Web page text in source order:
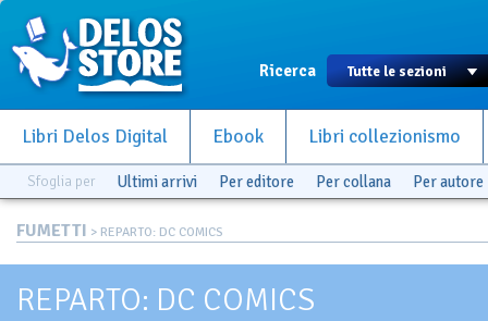
Ricerca
Libri Delos Digital Ebook Libri collezionismo
Sfoglia per Ultimi arrivi Per editore Per collana Per autore
FUMETTI > REPARTO: DC COMICS
REPARTO: DC COMICS